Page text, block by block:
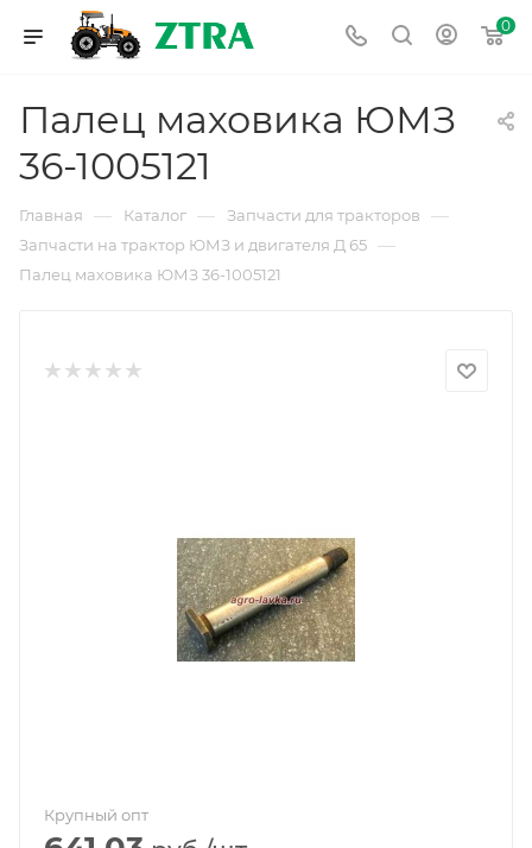
0
Палец маховика ЮМЗ
36-1005121
Главная — Каталог — Запчасти для тракторов —
Запчасти на трактор ЮМЗ и двигателя Д 65 —
Палец маховика ЮМЗ 36-1005121
Крупный опт